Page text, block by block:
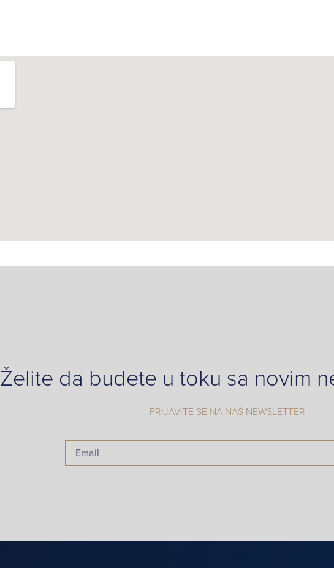
Želite da budete u toku sa novim
PRIJAVITE SE NA NAŠ NEWSLETTER